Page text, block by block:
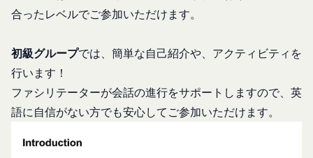
合ったレベルでご参加いただけます。
初級グループでは、簡単な自己紹介や、アクティビティを
行います！
ファシリテーターが会話の進行をサポートしますので、英
語に自信がない方でも安心してご参加いただけます。
には当社のサービスの一部が利用できなくなくなる
お客様のアクションに関する情報
お客様が、当社のサービスを利用する際、直接当社
に提供した情報および当社のサービスを提供してい
る第三者サービス提供者を通じて提供した情報を、
当社は取得・保管することがあります。お客様のサ
利用者自身が追加、変更を行った場合の当該情報を
「アカウント」
各会員が保有する、本サービスの利用に関する権利
の総体をいいます。
「パスワード」
登録情報と組み合わせて、会員とその他の者とを識
別するために用いられる符号をいいます。